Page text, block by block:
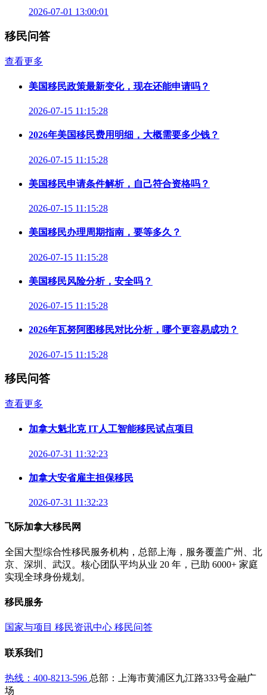
2026-07-01 13:00:01
移民问答
查看更多
美国移民政策最新变化，现在还能申请吗？
2026-07-15 11:15:28
2026年美国移民费用明细，大概需要多少钱？
2026-07-15 11:15:28
美国移民申请条件解析，自己符合资格吗？
2026-07-15 11:15:28
美国移民办理周期指南，要等多久？
2026-07-15 11:15:28
美国移民风险分析，安全吗？
2026-07-15 11:15:28
2026年瓦努阿图移民对比分析，哪个更容易成功？
2026-07-15 11:15:28
移民问答
查看更多
加拿大魁北克 IT人工智能移民试点项目
2026-07-31 11:32:23
加拿大安省雇主担保移民
2026-07-31 11:32:23
飞际加拿大移民网
全国大型综合性移民服务机构，总部上海，服务覆盖广州、北
京、深圳、武汉。核心团队平均从业 20 年，已助 6000+ 家庭
实现全球身份规划。
移民服务
国家与项目 移民资讯中心 移民问答
联系我们
热线：400-8213-596 总部：上海市黄浦区九江路333号金融广
场